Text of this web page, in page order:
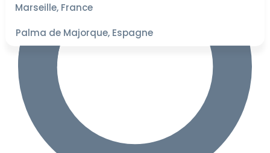
Marseille, France
Palma de Majorque, Espagne
tarifs